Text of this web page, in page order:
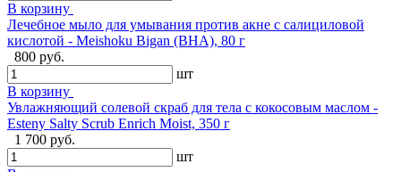
В корзину
Лечебное мыло для умывания против акне с салициловой
кислотой - Meishoku Bigan (BHA), 80 г
800 руб.
шт
В корзину
Увлажняющий солевой скраб для тела с кокосовым маслом -
Esteny Salty Scrub Enrich Moist, 350 г
1 700 руб.
шт